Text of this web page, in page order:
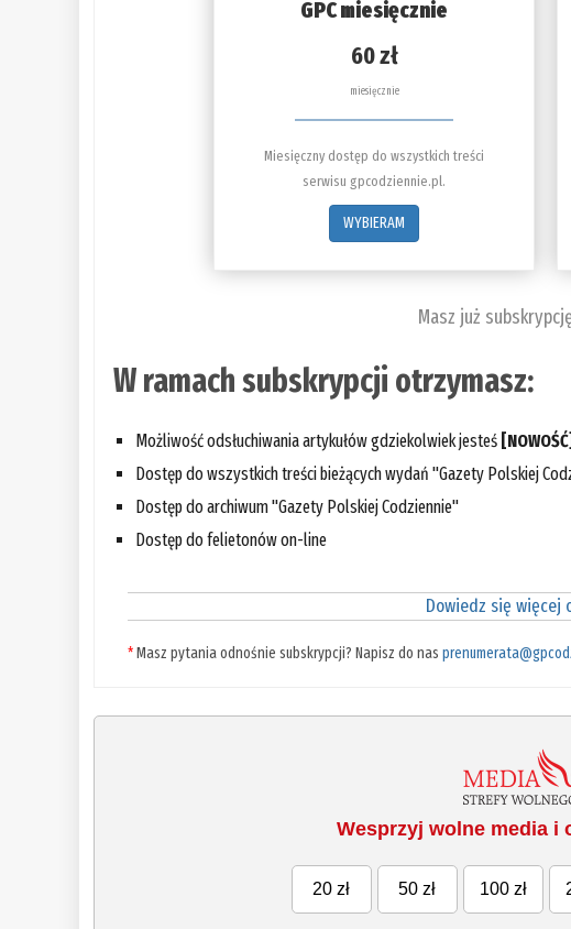
GPC miesięcznie
60 zł
miesięcznie
Miesięczny dostęp do wszystkich treści
serwisu gpcodziennie.pl.
WYBIERAM
Masz już
W ramach subskrypcji otrzymasz:
Możliwość odsłuchiwania artykułów gdziekolwiek jesteś [NOWOŚĆ]
Dostęp do wszystkich treści bieżących wydań "Gazety Polskiej
Dostęp do archiwum "Gazety Polskiej Codziennie"
Dostęp do felietonów on-line
Dowiedz się więcej
*Masz pytania odnośnie subskrypcji? Napisz do nas
Wesprzyj wolne media i
20 zł 50 zł 100 zł